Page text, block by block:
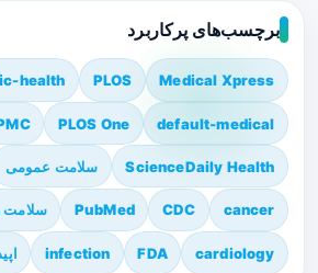
برچسب‌های پرکاربرد
Medical Xpress
PLOS
health
default-medical
PLOS One
ScienceDaily Health سلامت عمومی
cancer
CDC
PubMed سلامت
cardiology
FDA
infection